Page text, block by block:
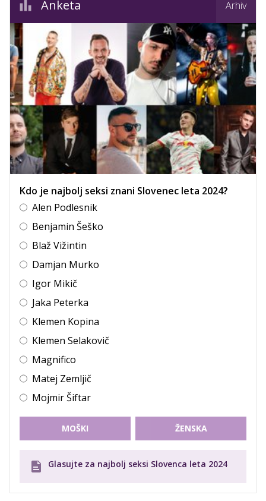
Anketa Arhiv
Kdo je najbolj seksi znani Slovenec leta 2024?
Alen Podlesnik
Benjamin Šeško
Blaž Vižintin
Damjan Murko
Igor Mikič
Jaka Peterka
Klemen Kopina
Klemen Selakovič
Magnifico
Matej Zemljič
Mojmir Šiftar
MOŠKI ŽENSKA
Glasujte za najbolj seksi Slovenca leta 2024